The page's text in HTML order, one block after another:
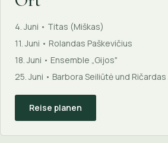
4. Juni • Titas (Miškas)
11. Juni • Rolandas Paškevičius
18. Juni • Ensemble „Gijos"
25. Juni • Barbora Seiliūtė und
Reise planen